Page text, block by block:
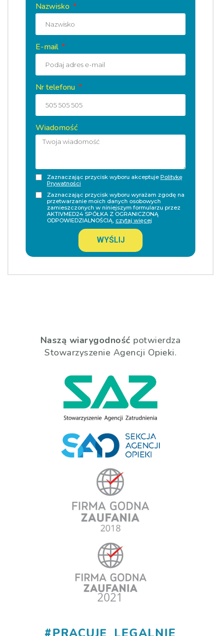
Nazwisko
E-mail
Nr telefonu
Wiadomość
Zaznaczając przycisk wyboru akceptuje Politykę
Prywatności
Zaznaczając przycisk wyboru wyrażam zgodę na
przetwarzanie moich danych osobowych
zamieszczonych w niniejszym formularzu przez
AKTIVMED24 SPÓŁKA Z OGRANICZONĄ
ODPOWIEDZIALNOŚCIĄ, czytaj więcej
WYŚLIJ
Naszą wiarygodność potwierdza
Stowarzyszenie Agencji Opieki.